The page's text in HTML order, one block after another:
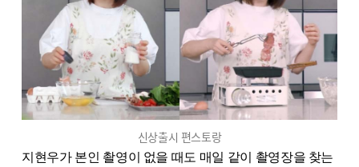
신상출시 편스토랑
지현우가 본인 촬영이 없을 때도 매일 같이 촬영장을 찾는